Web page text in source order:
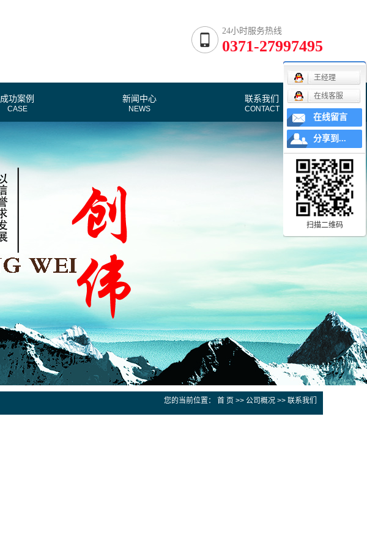
24小时服务热线
0371-27997495
成功案例
CASE
新闻中心
NEWS
公司新闻
行业资讯
联系我们
CONTACT
您的当前位置： 首 页 >> 公司概况 >> 联系我们
王经理
在线客服
在线留言
分享到...
扫描二维码